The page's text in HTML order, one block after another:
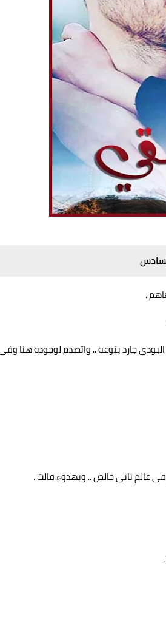
.
جارد بتوعه .. واتصدم لوجوده هنا
عالم تانى خالص .. وبهدوء قالت .